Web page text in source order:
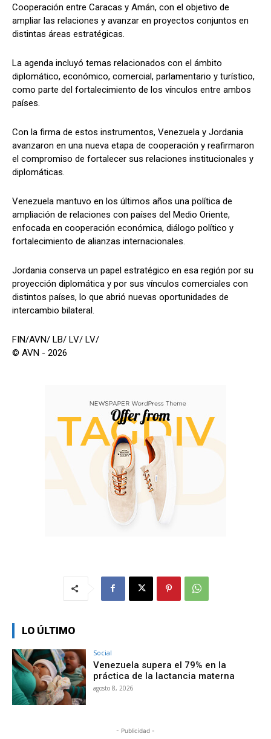
Cooperación entre Caracas y Amán, con el objetivo de
ampliar las relaciones y avanzar en proyectos conjuntos en
distintas áreas estratégicas.
La agenda incluyó temas relacionados con el ámbito
diplomático, económico, comercial, parlamentario y turístico,
como parte del fortalecimiento de los vínculos entre ambos
países.
Con la firma de estos instrumentos, Venezuela y Jordania
avanzaron en una nueva etapa de cooperación y reafirmaron
el compromiso de fortalecer sus relaciones institucionales y
diplomáticas.
Venezuela mantuvo en los últimos años una política de
ampliación de relaciones con países del Medio Oriente,
enfocada en cooperación económica, diálogo político y
fortalecimiento de alianzas internacionales.
Jordania conserva un papel estratégico en esa región por su
proyección diplomática y por sus vínculos comerciales con
distintos países, lo que abrió nuevas oportunidades de
intercambio bilateral.
FIN/AVN/ LB/ LV/ LV/
© AVN - 2026
LO ÚLTIMO
Social
Venezuela supera el 79% en la
práctica de la lactancia materna
agosto 8, 2026
- Publicidad -